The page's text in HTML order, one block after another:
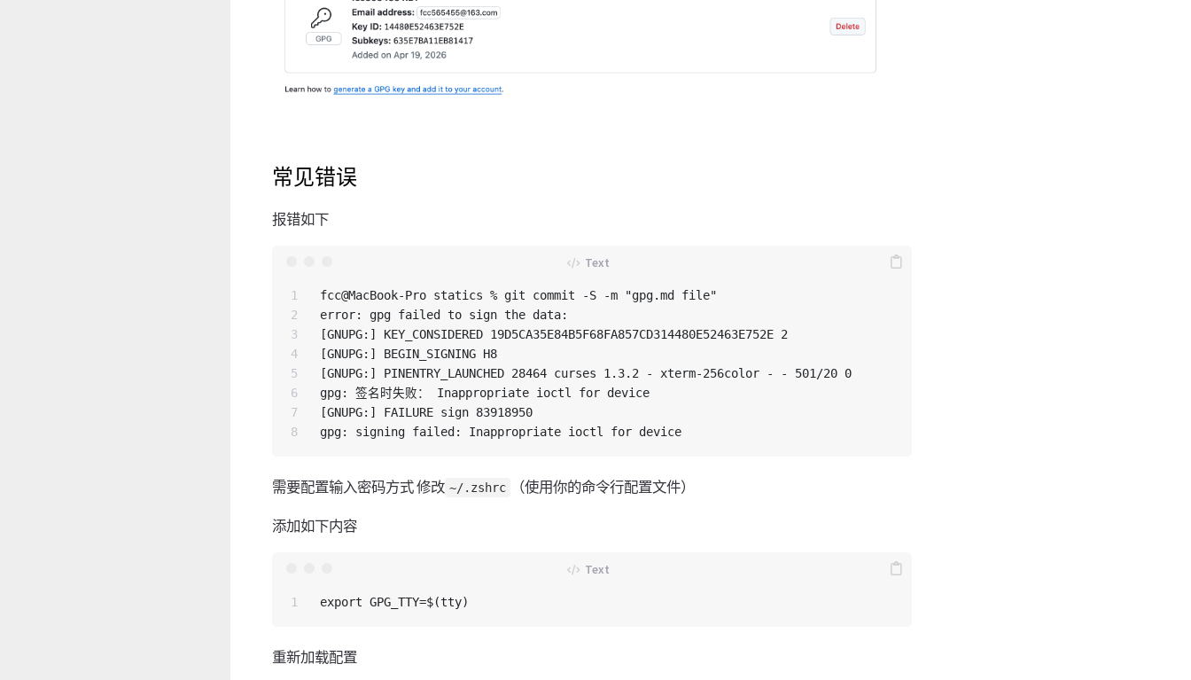
常见错误
报错如下
1
2
3
4
5
6
7
fcc@MacBook-Pro statics % git commit -S -m "gpg.md file"
error: gpg failed to sign the data:
[GNUPG:] KEY_CONSIDERED 19D5CA35E84B5F68FA857CD314480E52463E752E 2
[GNUPG:] BEGIN_SIGNING H8
[GNUPG:] PINENTRY_LAUNCHED 28464 curses 1.3.2 - xterm-256color - - 501/20 0
gpg: 签名时失败： Inappropriate ioctl for device
[GNUPG:] FAILURE sign 83918950
需要配置输入密码方式 修改 ~/.zshrc （使用你的命令行配置文件）
添加如下内容
重新加载配置